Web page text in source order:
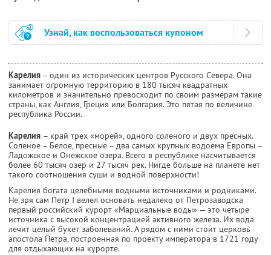
Узнай, как воспользоваться купоном
Карелия – один из исторических центров Русского Севера. Она
занимает огромную территорию в 180 тысяч квадратных
километров и значительно превосходит по своим размерам такие
страны, как Англия, Греция или Болгария. Это пятая по величине
республика России.
Карелия – край трех «морей», одного соленого и двух пресных.
Соленое – Белое, пресные – два самых крупных водоема Европы –
Ладожское и Онежское озера. Всего в республике насчитывается
более 60 тысяч озер и 27 тысяч рек. Нигде больше на планете нет
такого соотношения суши и водной поверхности!
Карелия богата целебными водными источниками и родниками.
Не зря сам Петр I велел основать недалеко от Петрозаводска
первый российский курорт «Марциальные воды» — это четыре
источника с высокой концентрацией активного железа. Их вода
лечит целый букет заболеваний. А рядом с ними стоит церковь
апостола Петра, построенная по проекту императора в 1721 году
для отдыхающих на курорте.